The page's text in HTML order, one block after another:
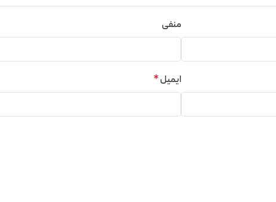
منفی
ایمیل*